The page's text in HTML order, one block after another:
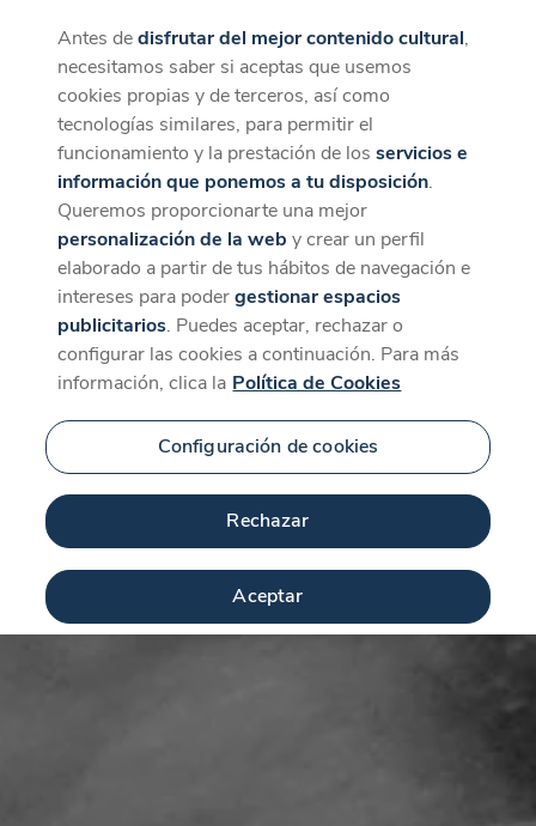
CaixaForum+
La mejor experiencia desde la App
Descargar
Antes dedisfrutar del mejor contenido cultural,
necesitamos saber si aceptas que usemos
cookies propias y de terceros, así como
tecnologías similares, para permitir el
funcionamiento y la prestación de losservicios e
información que ponemos a tu disposición.
Queremos proporcionarte una mejor
personalización de la web y crear un perfil
elaborado a partir de tus hábitos de navegación e
intereses para podergestionar espacios
publicitarios. Puedes aceptar, rechazar o
configurar las cookies a continuación. Para más
información, clica la Política de Cookies
Configuración de cookies
Rechazar
Aceptar